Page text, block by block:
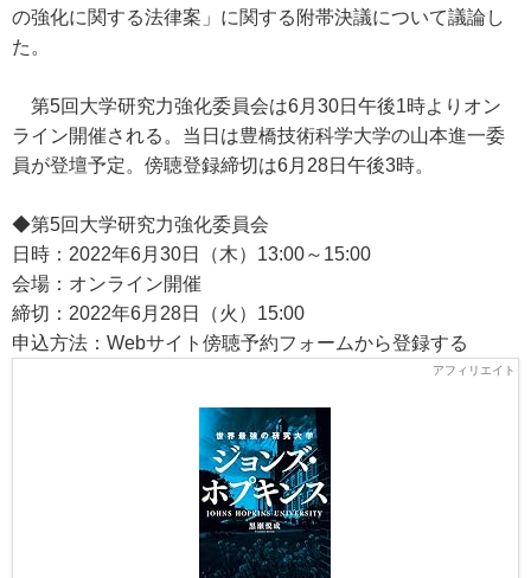
の強化に関する法律案」に関する附帯決議について議論し
た。
第5回大学研究力強化委員会は6月30日午後1時よりオン
ライン開催される。当日は豊橋技術科学大学の山本進一委
員が登壇予定。傍聴登録締切は6月28日午後3時。
◆第5回大学研究力強化委員会
日時：2022年6月30日（木）13:00～15:00
会場：オンライン開催
締切：2022年6月28日（火）15:00
申込方法：Webサイト傍聴予約フォームから登録する